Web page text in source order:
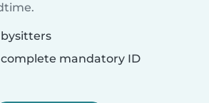
mandatory ID